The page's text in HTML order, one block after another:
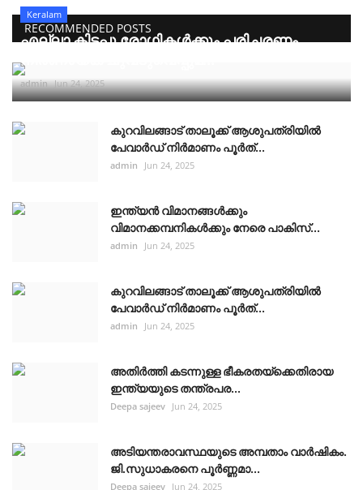
RECOMMENDED POSTS
Keralam
എല്ലാ കിടപ്പു രോഗികൾക്കും പരിചരണം
നിർണായക ചുവടുവെപ്പുമ...
admin Jun 24, 2025
കുറവിലങ്ങാട് താലൂക്ക് ആശുപത്രിയിൽ
പേവാർഡ് നിർമാണം പൂർത്...
admin Jun 24, 2025
ഇന്ത്യൻ വിമാനങ്ങൾക്കും
വിമാനക്കമ്പനികൾക്കും നേരെ പാകിസ്...
admin Jun 24, 2025
കുറവിലങ്ങാട് താലൂക്ക് ആശുപത്രിയിൽ
പേവാർഡ് നിർമാണം പൂർത്...
admin Jun 24, 2025
അതിർത്തി കടന്നുള്ള ഭീകരതയ്ക്കെതിരായ
ഇന്ത്യയുടെ തന്ത്രപര...
Deepa sajeev Jun 24, 2025
അടിയന്തരാവസ്ഥയുടെ അമ്പതാം വാർഷികം.
ജി.സുധാകരനെ പൂർണ്ണമാ...
Deepa sajeev Jun 24, 2025